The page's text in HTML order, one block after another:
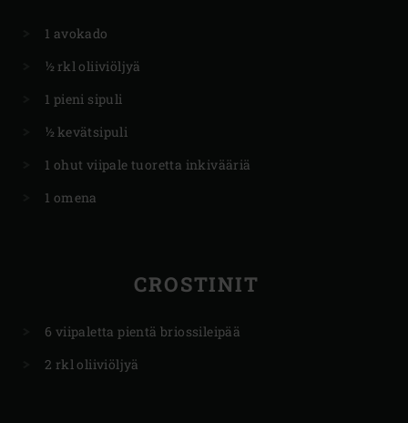
1 avokado
½ rkl oliiviöljyä
1 pieni sipuli
½ kevätsipuli
1 ohut viipale tuoretta inkivääriä
1 omena
CROSTINIT
6 viipaletta pientä briossileipää
2 rkl oliiviöljyä